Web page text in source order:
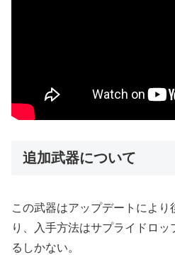
追加武器について
この武器はアップデートによ
り、入手方法はサプライドロ
るしかない。